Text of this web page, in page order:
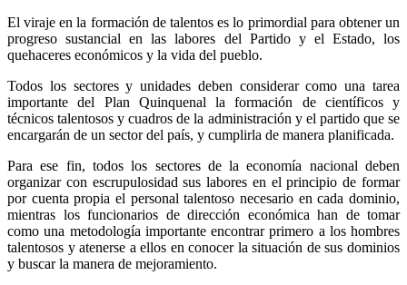
El viraje en la formación de talentos es lo primordial para obtener un
progreso sustancial en las labores del Partido y el Estado, los
quehaceres económicos y la vida del pueblo.
Todos los sectores y unidades deben considerar como una tarea
importante del Plan Quinquenal la formación de científicos y
técnicos talentosos y cuadros de la administración y el partido que se
encargarán de un sector del país, y cumplirla de manera planificada.
Para ese fin, todos los sectores de la economía nacional deben
organizar con escrupulosidad sus labores en el principio de formar
por cuenta propia el personal talentoso necesario en cada dominio,
mientras los funcionarios de dirección económica han de tomar
como una metodología importante encontrar primero a los hombres
talentosos y atenerse a ellos en conocer la situación de sus dominios
y buscar la manera de mejoramiento.